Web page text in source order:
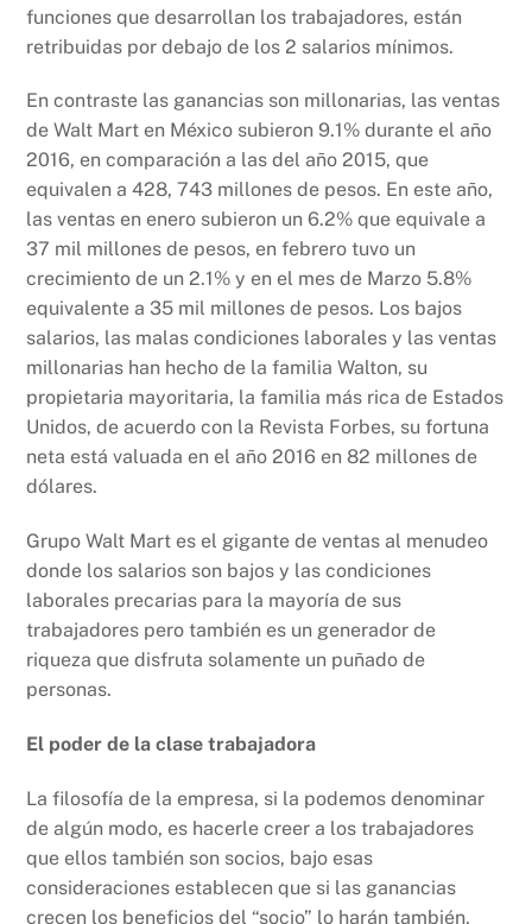
funciones que desarrollan los trabajadores, están
retribuidas por debajo de los 2 salarios mínimos.
En contraste las ganancias son millonarias, las ventas
de Walt Mart en México subieron 9.1% durante el año
2016, en comparación a las del año 2015, que
equivalen a 428, 743 millones de pesos. En este año,
las ventas en enero subieron un 6.2% que equivale a
37 mil millones de pesos, en febrero tuvo un
crecimiento de un 2.1% y en el mes de Marzo 5.8%
equivalente a 35 mil millones de pesos. Los bajos
salarios, las malas condiciones laborales y las ventas
millonarias han hecho de la familia Walton, su
propietaria mayoritaria, la familia más rica de Estados
Unidos, de acuerdo con la Revista Forbes, su fortuna
neta está valuada en el año 2016 en 82 millones de
dólares.
Grupo Walt Mart es el gigante de ventas al menudeo
donde los salarios son bajos y las condiciones
laborales precarias para la mayoría de sus
trabajadores pero también es un generador de
riqueza que disfruta solamente un puñado de
personas.
El poder de la clase trabajadora
La filosofía de la empresa, si la podemos denominar
de algún modo, es hacerle creer a los trabajadores
que ellos también son socios, bajo esas
consideraciones establecen que si las ganancias
crecen los beneficios del “socio” lo harán también,